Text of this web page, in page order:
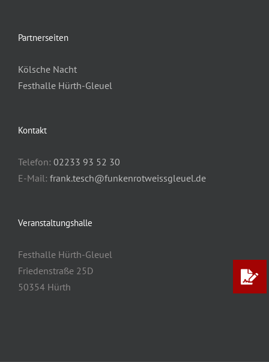
Partnerseiten
Kölsche Nacht
Festhalle Hürth-Gleuel
Kontakt
Telefon: 02233 93 52 30
E-Mail: frank.tesch@funkenrotweissgleuel.de
Veranstaltungshalle
Festhalle Hürth-Gleuel
Friedenstraße 25D
50354 Hürth